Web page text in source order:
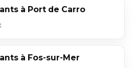
à Port de Carro
à Fos-sur-Mer